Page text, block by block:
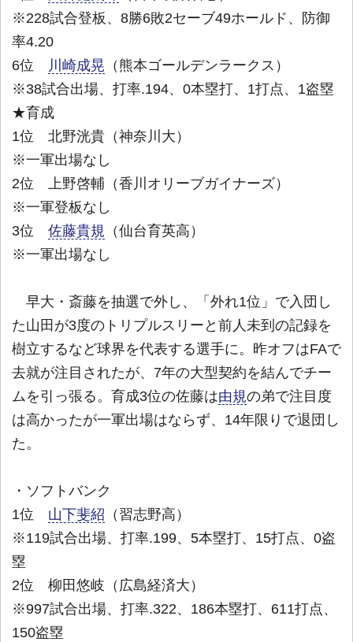
※228試合登板、8勝6敗2セーブ49ホールド、防御
率4.20
6位
川崎成晃 （熊本ゴールデンラークス）
※38試合出場、打率.194、0本塁打、1打点、1盗塁
★育成
1位 北野洸貴（神奈川大）
※一軍出場なし
2位 上野啓輔（香川オリーブガイナーズ）
※一軍登板なし
3位 佐藤貴規
（仙台育英高）
※一軍出場なし
早大・斎藤を抽選で外し、「外れ1位」で入団し
た山田が3度のトリプルスリーと前人未到の記録を
樹立するなど球界を代表する選手に。昨オフはFAで
去就が注目されたが、7年の大型契約を結んでチー
ムを引っ張る。育成3位の佐藤は由規の弟で注目度
は高かったが一軍出場はならず、14年限りで退団し
た。
・ソフトバンク
1位 山下斐紹 （習志野高）
※119試合出場、打率.199、5本塁打、15打点、0盗
塁
2位 柳田悠岐（広島経済大）
※997試合出場、打率.322、186本塁打、611打点、
150盗塁